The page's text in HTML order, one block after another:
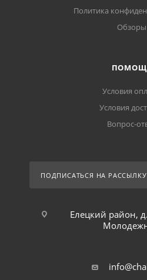
Политика
Обзоры
Условия
Условия
Вопрос-
ПОДПИСАТЬСЯ НА РАССЫЛКУ
Елецкий район,